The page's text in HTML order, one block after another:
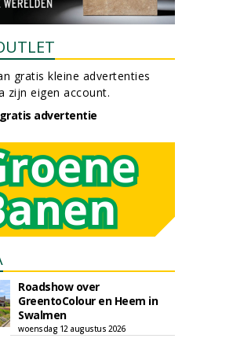
gratis kleine advertenties
zijn eigen account.
advertentie
Roadshow over
GreentoColour en Heem in
Swalmen
woensdag 12 augustus 2026